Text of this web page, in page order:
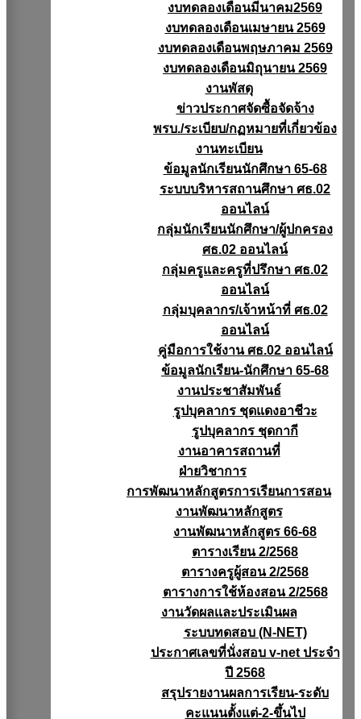
งบทดลองเดือนมีนาคม2569
งบทดลองเดือนเมษายน 2569
งบทดลองเดือนพฤษภาคม 2569
งบทดลองเดือนมิถุนายน 2569
งานพัสดุ
ข่าวประกาศจัดซื้อจัดจ้าง
พรบ./ระเบียบ/กฏหมายที่เกี่ยวข้อง
งานทะเบียน
ข้อมูลนักเรียนนักศึกษา 65-68
ระบบบริหารสถานศึกษา ศธ.02
ออนไลน์
กลุ่มนักเรียนนักศึกษา/ผู้ปกครอง
ศธ.02 ออนไลน์
กลุ่มครูและครูที่ปรึกษา ศธ.02
ออนไลน์
กลุ่มบุคลากร/เจ้าหน้าที่ ศธ.02
ออนไลน์
คู่มือการใช้งาน ศธ.02 ออนไลน์
ข้อมูลนักเรียน-นักศึกษา 65-68
งานประชาสัมพันธ์
รูปบุคลากร ชุดแดงอาชีวะ
รูปบุคลากร ชุดกากี
งานอาคารสถานที่
ฝ่ายวิชาการ
การพัฒนาหลักสูตรการเรียนการสอน
งานพัฒนาหลักสูตร
งานพัฒนาหลักสูตร 66-68
ตารางเรียน 2/2568
ตารางครูผู้สอน 2/2568
ตารางการใช้ห้องสอน 2/2568
งานวัดผลเเละประเมินผล
ระบบทดสอบ (N-NET)
ประกาศเลขที่นั่งสอบ v-net ประจำ
ปี 2568
สรุปรายงานผลการเรียน-ระดับ
คะแนนตั้งแต่-2-ขึ้นไป